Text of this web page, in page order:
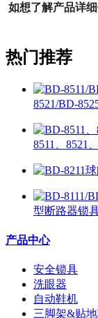
如想了解产品详
热门推荐
8521/BD-
8511、8521
型断路器锁
产品中心
安全锁具
洗眼器
自动鞋机
三脚架&贴